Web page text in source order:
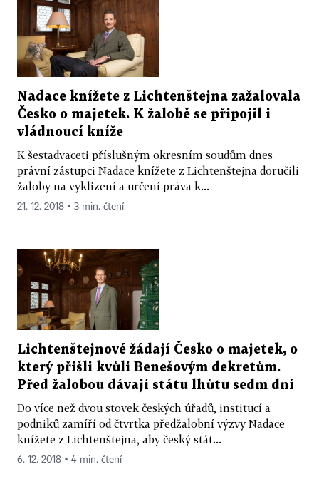
Nadace knížete z Lichtenštejna zažalovala
Česko o majetek. K žalobě se připojil i
vládnoucí kníže
K šestadvaceti příslušným okresním soudům dnes
právní zástupci Nadace knížete z Lichtenštejna doručili
žaloby na vyklizení a určení práva k...
21. 12. 2018 ▪ 3 min. čtení
Lichtenštejnové žádají Česko o majetek, o
který přišli kvůli Benešovým dekretům.
Před žalobou dávají státu lhůtu sedm dní
Do více než dvou stovek českých úřadů, institucí a
podniků zamíří od čtvrtka předžalobní výzvy Nadace
knížete z Lichtenštejna, aby český stát...
6. 12. 2018 ▪ 4 min. čtení